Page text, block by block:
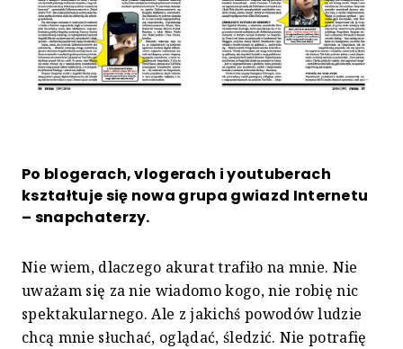
Po blogerach, vlogerach i youtuberach
kształtuje się nowa grupa gwiazd Internetu
– snapchaterzy.
Nie wiem, dlaczego akurat trafiło na mnie. Nie
uważam się za nie wiadomo kogo, nie robię nic
spektakularnego. Ale z jakichś powodów ludzie
chcą mnie słuchać, oglądać, śledzić. Nie potrafię